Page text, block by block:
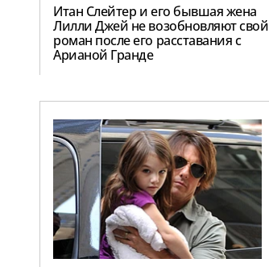
Итан Слейтер и его бывшая жена
Лилли Джей не возобновляют свой
роман после его расставания с
Арианой Гранде